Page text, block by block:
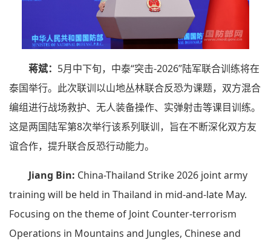
蒋斌： 5月中下旬，中泰“突击-2026”陆军联合训练将在
泰国举行。此次联训以山地丛林联合反恐为课题，双方混合
编组进行战场救护、无人装备操作、实弹射击等课目训练。
这是两国陆军第8次举行该系列联训，旨在不断深化双方友
谊合作，提升联合反恐行动能力。
Jiang Bin: China-Thailand Strike 2026 joint army
training will be held in Thailand in mid-and-late May.
Focusing on the theme of Joint Counter-terrorism
Operations in Mountains and Jungles, Chinese and